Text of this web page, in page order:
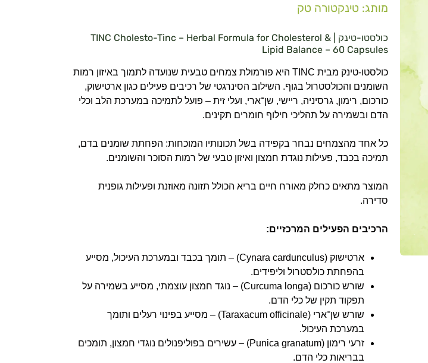
מותג: טינקטורה טק
כולסטו-טינק | TINC Cholesto-Tinc – Herbal Formula for Cholesterol &
Lipid Balance – 60 Capsules
כולסטו-טינק מבית TINC היא פורמולת צמחים טבעית שנועדה לתמוך באיזון רמות
השומנים והכולסטרול בגוף. השילוב הסינרגטי של רכיבים פעילים כגון ארטישוק,
כורכום, רימון, גרסיניה, ריישי, שן־ארי, ועלי זית – פועל לתמיכה במערכת הלב וכלי
הדם ובשמירה על תהליכי חילוף חומרים תקינים.
כל אחד מהצמחים נבחר בקפידה בשל תכונותיו המוכחות: הפחתת שומנים בדם,
תמיכה בכבד, פעילות נוגדת חמצון ואיזון טבעי של רמות הסוכר והשומנים.
המוצר מתאים כחלק מאורח חיים בריא הכולל תזונה מאוזנת ופעילות גופנית
סדירה.
הרכיבים הפעילים המרכזיים:
ארטישוק (Cynara cardunculus) – תומך בכבד ובמערכת העיכול, מסייע
בהפחתת כולסטרול וליפידים.
שורש כורכום (Curcuma longa) – נוגד חמצון עוצמתי, מסייע בשמירה על
תפקוד תקין של כלי הדם.
שורש שן־ארי (Taraxacum officinale) – מסייע בפינוי רעלים ותומך
במערכת העיכול.
זרעי רימון (Punica granatum) – עשירים בפוליפנולים נוגדי חמצון, תומכים
בבריאות כלי הדם.